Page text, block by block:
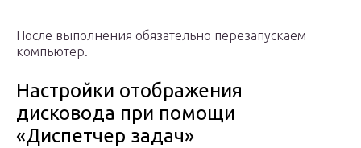
После выполнения обязательно перезапускаем
компьютер.
Настройки отображения
дисковода при помощи
«Диспетчер задач»